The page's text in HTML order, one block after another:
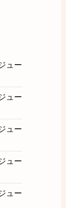
ュー
ュー
ュー
ュー
ュー